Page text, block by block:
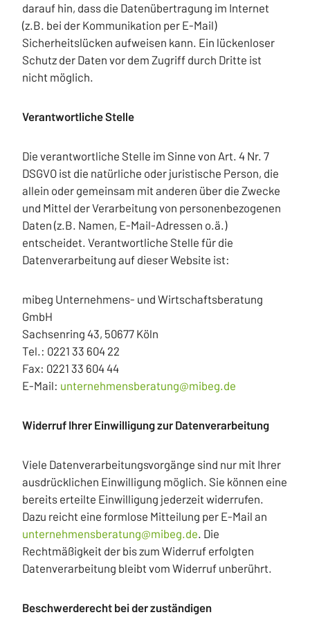
darauf hin, dass die Datenübertragung im Internet
(z.B. bei der Kommunikation per E-Mail)
Sicherheitslücken aufweisen kann. Ein lückenloser
Schutz der Daten vor dem Zugriff durch Dritte ist
nicht möglich.
Verantwortliche Stelle
Die verantwortliche Stelle im Sinne von Art. 4 Nr. 7
DSGVO ist die natürliche oder juristische Person, die
allein oder gemeinsam mit anderen über die Zwecke
und Mittel der Verarbeitung von personenbezogenen
Daten (z.B. Namen, E-Mail-Adressen o.ä.)
entscheidet. Verantwortliche Stelle für die
Datenverarbeitung auf dieser Website ist:
mibeg Unternehmens- und Wirtschaftsberatung
GmbH
Sachsenring 43, 50677 Köln
Tel.: 0221 33 604 22
Fax: 0221 33 604 44
E-Mail: unternehmensberatung@mibeg.de
Widerruf Ihrer Einwilligung zur Datenverarbeitung
Viele Datenverarbeitungsvorgänge sind nur mit Ihrer
ausdrücklichen Einwilligung möglich. Sie können eine
bereits erteilte Einwilligung jederzeit widerrufen.
Dazu reicht eine formlose Mitteilung per E-Mail an
unternehmensberatung@mibeg.de. Die
Rechtmäßigkeit der bis zum Widerruf erfolgten
Datenverarbeitung bleibt vom Widerruf unberührt.
Beschwerderecht bei der zuständigen